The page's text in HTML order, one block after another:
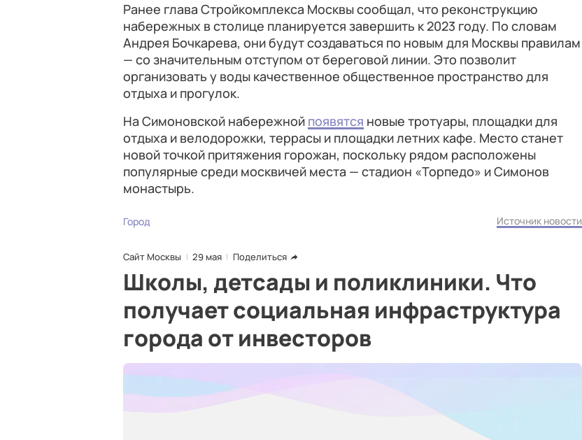
Ранее глава Стройкомплекса Москвы сообщал, что реконструкцию
набережных в столице планируется завершить к 2023 году. По словам
Андрея Бочкарева, они будут создаваться по новым для Москвы правилам
— со значительным отступом от береговой линии. Это позволит
организовать у воды качественное общественное пространство для
отдыха и прогулок.
На Симоновской набережной появятся новые тротуары, площадки для
отдыха и велодорожки, террасы и площадки летних кафе. Место станет
новой точкой притяжения горожан, поскольку рядом расположены
популярные среди москвичей места — стадион «Торпедо» и Симонов
монастырь.
Город Источник новости
Сайт Москвы 29 мая Поделиться
Школы, детсады и поликлиники. Что
получает социальная инфраструктура
города от инвесторов